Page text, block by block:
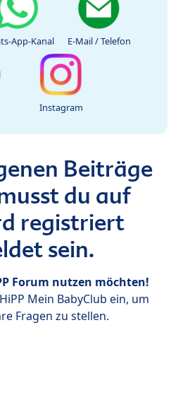
App-Kanal E-Mail / Telefon
Instagram
Beiträge
du auf
registriert
sein.
Forum nutzen möchten!
Mein BabyClub ein, um
Fragen zu stellen.